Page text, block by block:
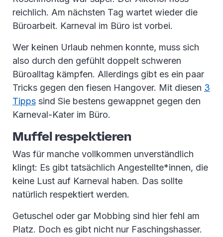
reichlich. Am nächsten Tag wartet wieder die
Büroarbeit. Karneval im Büro ist vorbei.
Wer keinen Urlaub nehmen konnte, muss sich
also durch den gefühlt doppelt schweren
Büroalltag kämpfen. Allerdings gibt es ein paar
Tricks gegen den fiesen Hangover. Mit diesen 3
Tipps sind Sie bestens gewappnet gegen den
Karneval-Kater im Büro.
Muffel respektieren
Was für manche vollkommen unverständlich
klingt: Es gibt tatsächlich Angestellte*innen, die
keine Lust auf Karneval haben. Das sollte
natürlich respektiert werden.
Getuschel oder gar Mobbing sind hier fehl am
Platz. Doch es gibt nicht nur Faschingshasser.